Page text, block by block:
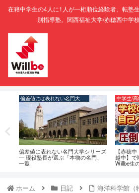
在籍中学生の4人に1人が一桁順位経験者。転塾
別指導塾。関西福祉大学/赤穂西中学
偏差値には表れない名門大学シリーズ
偏差値に表れない名門大学シリーズ
― 現役塾長が選ぶ「本物の名門」
一覧
中学生/
【赤穂
越中】で
Willbe生
ホーム 日記 海洋科学館（